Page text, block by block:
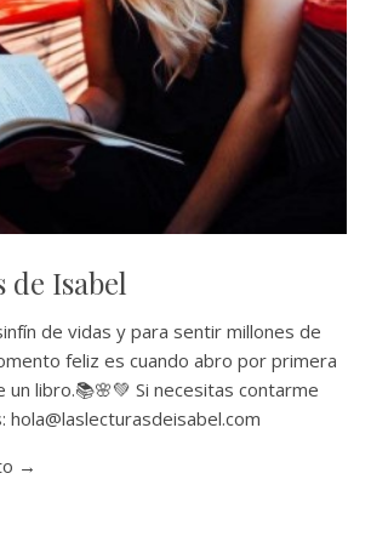
de Isabel
de vidas y para sentir millones de
feliz es cuando abro por primera
un libro.📚🌸💚 Si necesitas contarme
hola@laslecturasdeisabel.com
→